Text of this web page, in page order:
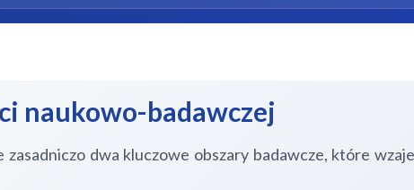
naukowo-badawczej
zasadniczo dwa kluczowe obszary badawcze, które